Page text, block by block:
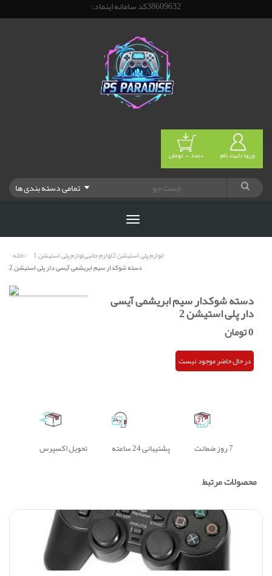
38609632کد سامانه اینماد:
ورود/ثبت نام 0عدد - تومان
تمامی دسته بندی ها
خانه
لوازم پلی استیشن 2,لوازم جانبی,لوازم پلی استیشن 1
دسته شوکدار سیم ابریشمی آیسی دار پلی استیشن 2
دسته شوکدار سیم ابریشمی آیسی
دار پلی استیشن 2
0تومان
در حال حاضر موجود نیست
تحویل اکسپرس پشتیبانی 24 ساعته 7 روز ضمانت
محصولات مرتبط